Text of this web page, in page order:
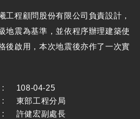
工程顧問股份有限公司負責設計，
地震為基準，並依程序辦理建築使
後啟用，本次地震後亦作了一次實
:
108-04-25
:
東部工程分局
:
許健宏副處長